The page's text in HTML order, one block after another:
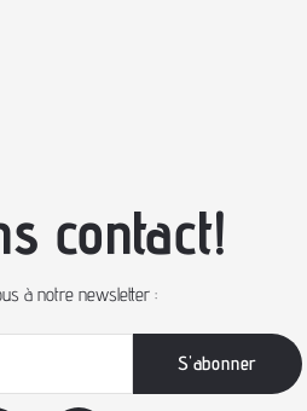
contact!
à notre newsletter :